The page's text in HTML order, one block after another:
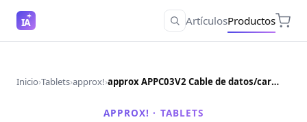
IA ArtículosProductos
Inicio›Tablets›approx!› approx APPC03V2 Cable de datos/carga LIGHTNING/USB
APPROX! · TABLETS